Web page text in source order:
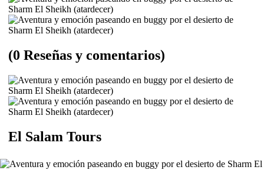
(0 Reseñas y comentarios)
El Salam Tours